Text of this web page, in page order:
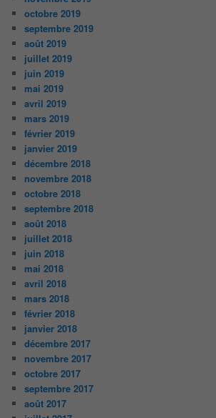
octobre 2019
septembre 2019
août 2019
juillet 2019
juin 2019
mai 2019
avril 2019
mars 2019
février 2019
janvier 2019
décembre 2018
novembre 2018
octobre 2018
septembre 2018
août 2018
juillet 2018
juin 2018
mai 2018
avril 2018
mars 2018
février 2018
janvier 2018
décembre 2017
novembre 2017
octobre 2017
septembre 2017
août 2017